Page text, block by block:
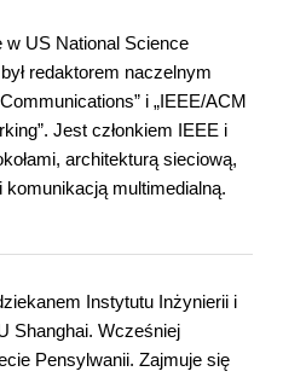
w US National Science
redaktorem naczelnym
i „IEEE/ACM
Jest członkiem IEEE i
architekturą sieciową,
multimedialną.
Instytutu Inżynierii i
Shanghai. Wcześniej
Pensylwanii. Zajmuje się